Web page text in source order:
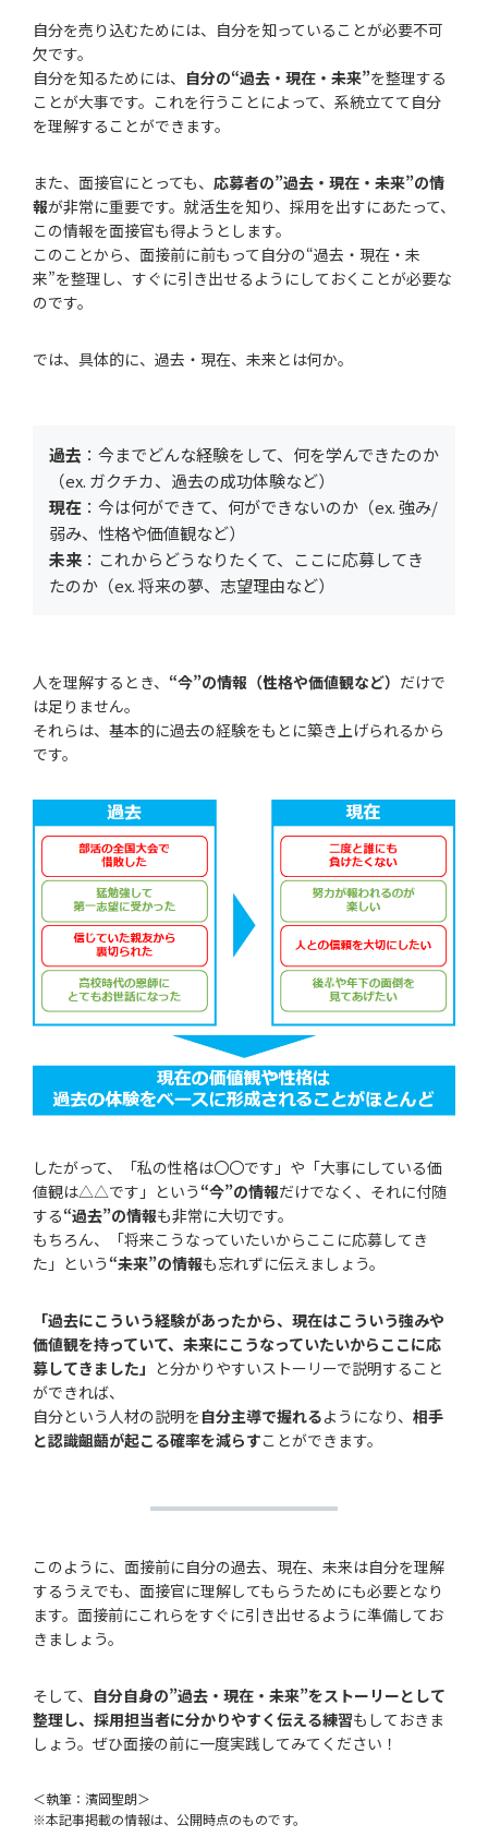
自分を売り込むためには、自分を知っていることが必要不可
欠です。
自分を知るためには、 自分の“過去・現在・未来”を整理する
ことが大事です。これを行うことによって、系統立てて自分
を理解することができます。
また、面接官にとっても、 応募者の”過去・現在・未来”の情
報が非常に重要です。就活生を知り、採用を出すにあたって、
この情報を面接官も得ようとします。
このことから、面接前に前もって自分の“過去・現在・未
来”を整理し、すぐに引き出せるようにしておくことが必要な
のです。
では、具体的に、過去・現在、未来とは何か。
過去 ：今までどんな経験をして、何を学んできたのか
（ex. ガクチカ、過去の成功体験など）
現在 ：今は何ができて、何ができないのか（ex. 強み/
弱み、性格や価値観など）
未来 ：これからどうなりたくて、ここに応募してき
たのか（ex. 将来の夢、志望理由など）
人を理解するとき、 “今”の情報（性格や価値観など） だけで
は足りません。
それらは、基本的に過去の経験をもとに築き上げられるから
です。
したがって、「私の性格は〇〇です」や「大事にしている価
値観は△△です」という “今”の情報だけでなく、それに付随
する“過去”の情報も非常に大切です。
もちろん、「将来こうなっていたいからここに応募してき
た」という “未来”の情報も忘れずに伝えましょう。
「過去にこういう経験があったから、現在はこういう強みや
価値観を持っていて、未来にこうなっていたいからここに応
募してきました」 と分かりやすいストーリーで説明すること
ができれば、
自分という人材の説明を自分主導で握れるようになり、 相手
と認識齟齬が起こる確率を減らすことができます。
このように、面接前に自分の過去、現在、未来は自分を理解
するうえでも、面接官に理解してもらうためにも必要となり
ます。面接前にこれらをすぐに引き出せるように準備してお
きましょう。
そして、 自分自身の”過去・現在・未来”をストーリーとして
整理し、採用担当者に分かりやすく伝える練習もしておきま
しょう。ぜひ面接の前に一度実践してみてください！
＜執筆：濱岡聖朗＞
※本記事掲載の情報は、公開時点のものです。